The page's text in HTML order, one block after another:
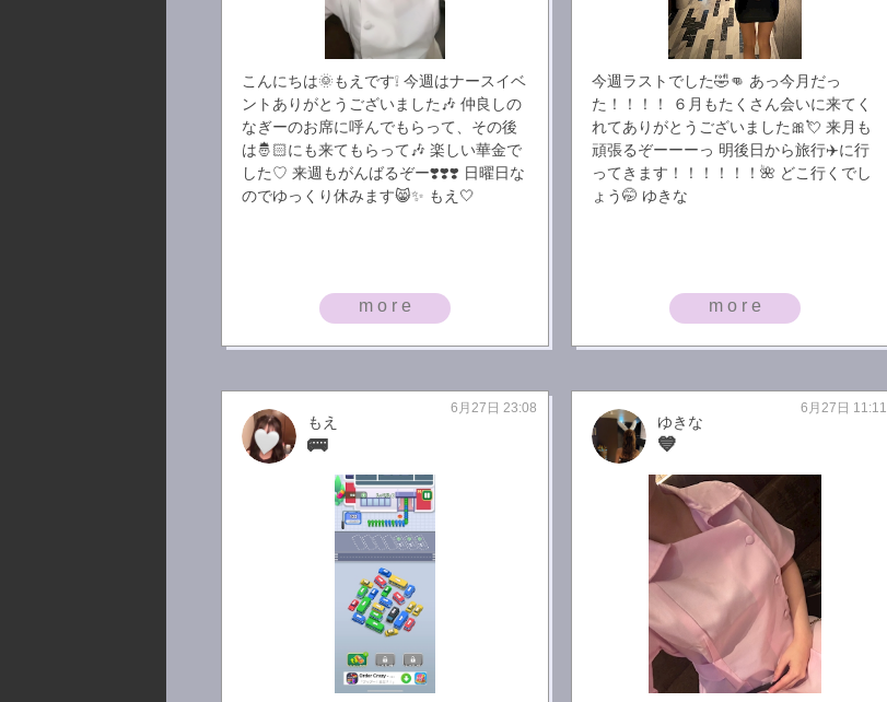
こんにちは🌞もえです❕ 今週はナースイベ
ントありがとうございました🎶 仲良しの
なぎーのお席に呼んでもらって、その後
は🤴🏻にも来てもらって🎶 楽しい華金で
した♡ 来週もがんばるぞー❣️❣️❣️ 日曜日な
のでゆっくり休みます😸✨ もえ🤍
more
今週ラストでした🤣👊 あっ今月だっ
た！！！！ ６月もたくさん会いに来てく
れてありがとうございました🎀💘 来月も
頑張るぞーーーっ 明後日から旅行✈️に行
ってきます！！！！！！🌺 どこ行くでし
ょう🤭 ゆきな
more
もえ
🚌
6月27日 23:08
ゆきな
💙
6月27日 11:11